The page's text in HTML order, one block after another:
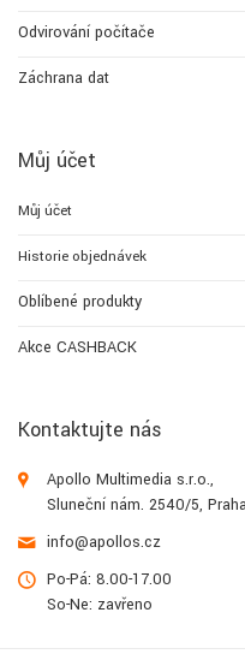
Odvirování počítače
Záchrana dat
Můj účet
Můj účet
Historie objednávek
Oblíbené produkty
Akce CASHBACK
Kontaktujte nás
Apollo Multimedia s.r.o.,
Sluneční nám. 2540/5,
info@apollos.cz
Po-Pá: 8.00-17.00
So-Ne: zavřeno